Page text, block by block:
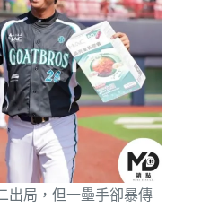
出局，但一壘手卻暴傳